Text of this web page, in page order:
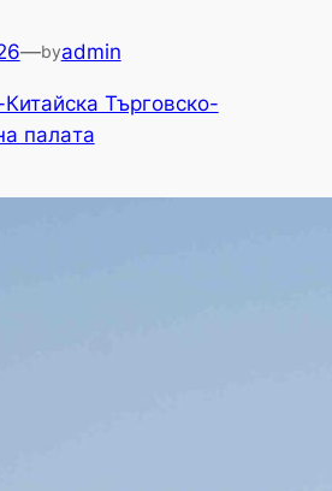
—byadmin
Търговско-
палaта